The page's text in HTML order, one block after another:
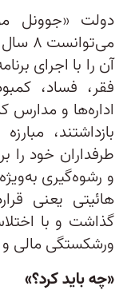
دولت «جوونل
آن را با اجرای
فقر، فساد،
اداره‌ها و
بازداشتند،
طرفداران خود را
و رشوه‌گیری
هائیتی یعنی
گذاشت و با
ورشکستگی مالی
«چه باید کرد؟»